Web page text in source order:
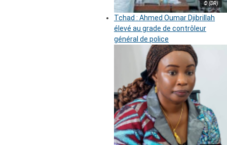
© (DR)
Tchad : Ahmed Oumar Djibrillah
élevé au grade de contrôleur
général de police